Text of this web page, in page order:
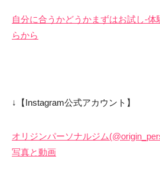
自分に合うかどうかまずはお試し-体
らから
↓【Instagram公式アカウント】
オリジンパーソナルジム
写真と動画